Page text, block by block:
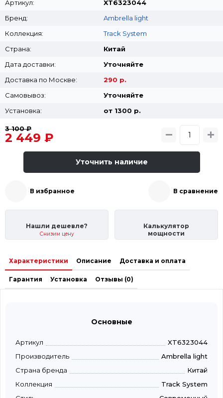
Артикул:
XT6323044
Бренд:
Ambrella light
Коллекция:
Track System
Страна:
Китай
Дата доставки:
Уточняйте
Доставка по Москве:
290 р.
Самовывоз:
Уточняйте
Установка:
от 1300 p.
3 100 ₽
2 449 ₽
Уточнить наличие
В избранное В сравнение
Нашли дешевле?
Снизим цену
Калькулятор
мощности
Характеристики Описание Доставка и оплата
Гарантия Установка Отзывы (0)
Основные
Артикул
XT6323044
Производитель
Ambrella light
Страна бренда
Китай
Коллекция
Track System